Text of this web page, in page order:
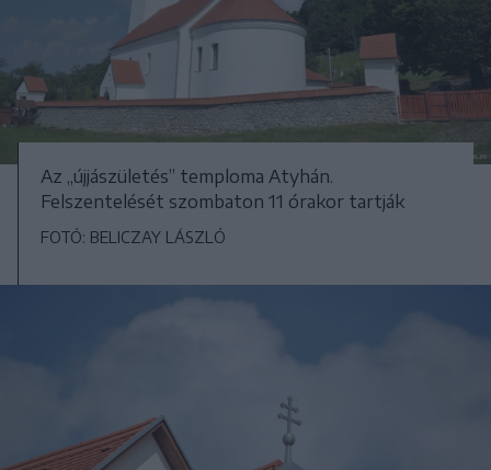
Az „újjászületés” temploma Atyhán.
Felszentelését szombaton 11 órakor tartják
FOTÓ: BELICZAY LÁSZLÓ